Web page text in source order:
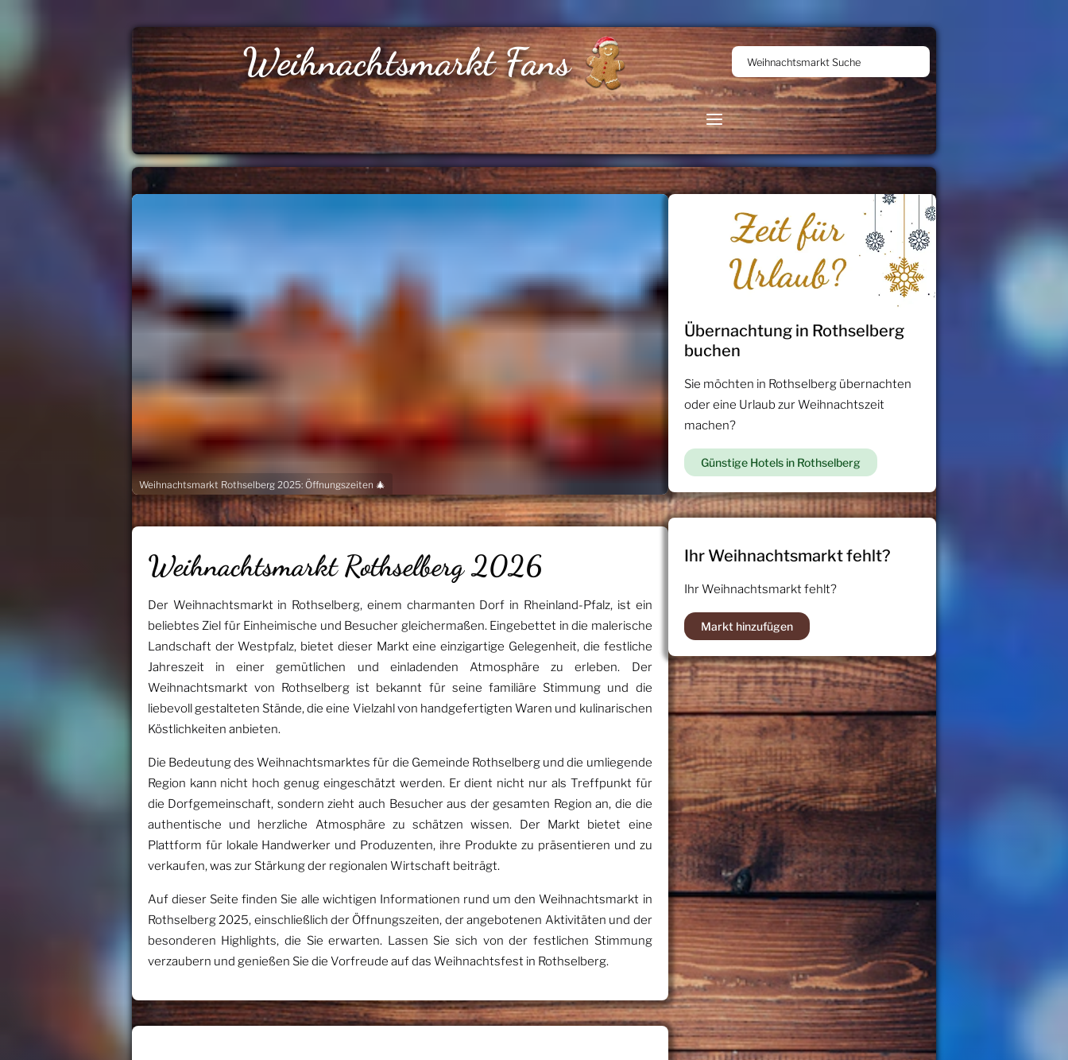
Weihnachtsmarkt Fans Weihnachtsmarkt Suche
Weihnachtsmarkt Rothselberg 2025: Öffnungszeiten 🎄
Weihnachtsmarkt Rothselberg 2026
Der Weihnachtsmarkt in Rothselberg, einem charmanten Dorf in Rheinland-Pfalz, ist ein
beliebtes Ziel für Einheimische und Besucher gleichermaßen. Eingebettet in die malerische
Landschaft der Westpfalz, bietet dieser Markt eine einzigartige Gelegenheit, die festliche
Jahreszeit in einer gemütlichen und einladenden Atmosphäre zu erleben. Der
Weihnachtsmarkt von Rothselberg ist bekannt für seine familiäre Stimmung und die
liebevoll gestalteten Stände, die eine Vielzahl von handgefertigten Waren und kulinarischen
Köstlichkeiten anbieten.
Die Bedeutung des Weihnachtsmarktes für die Gemeinde Rothselberg und die umliegende
Region kann nicht hoch genug eingeschätzt werden. Er dient nicht nur als Treffpunkt für
die Dorfgemeinschaft, sondern zieht auch Besucher aus der gesamten Region an, die die
authentische und herzliche Atmosphäre zu schätzen wissen. Der Markt bietet eine
Plattform für lokale Handwerker und Produzenten, ihre Produkte zu präsentieren und zu
verkaufen, was zur Stärkung der regionalen Wirtschaft beiträgt.
Auf dieser Seite finden Sie alle wichtigen Informationen rund um den Weihnachtsmarkt in
Rothselberg 2025, einschließlich der Öffnungszeiten, der angebotenen Aktivitäten und der
besonderen Highlights, die Sie erwarten. Lassen Sie sich von der festlichen Stimmung
verzaubern und genießen Sie die Vorfreude auf das Weihnachtsfest in Rothselberg.
Übernachtung in Rothselberg
buchen
Sie möchten in Rothselberg übernachten
oder eine Urlaub zur Weihnachtszeit
machen?
Günstige Hotels in Rothselberg
Ihr Weihnachtsmarkt fehlt?
Ihr Weihnachtsmarkt fehlt?
Markt hinzufügen